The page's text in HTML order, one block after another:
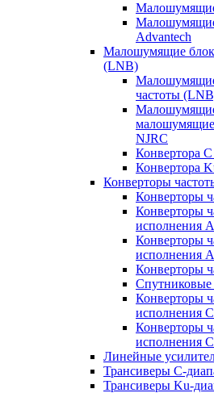
Advantech
Малошумящие
(LNB)
частоты
NJRC
Конвертора
Конвертора
Конверторы
Конверторы
Конверторы
исполнения
Конверторы
исполнения
Конверторы
Спутниковые
Конверторы
исполнения
Конверторы
исполнения
Линейные
Трансиверы С-
Трансиверы Ku-